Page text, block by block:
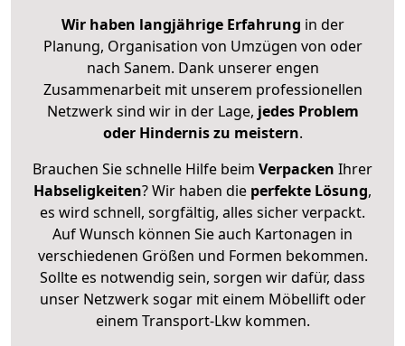
Wir haben langjährige Erfahrung in der
Planung, Organisation von Umzügen von oder
nach Sanem. Dank unserer engen
Zusammenarbeit mit unserem professionellen
Netzwerk sind wir in der Lage, jedes Problem
oder Hindernis zu meistern.
Brauchen Sie schnelle Hilfe beim Verpacken Ihrer
Habseligkeiten? Wir haben die perfekte Lösung,
es wird schnell, sorgfältig, alles sicher verpackt.
Auf Wunsch können Sie auch Kartonagen in
verschiedenen Größen und Formen bekommen.
Sollte es notwendig sein, sorgen wir dafür, dass
unser Netzwerk sogar mit einem Möbellift oder
einem Transport-Lkw kommen.